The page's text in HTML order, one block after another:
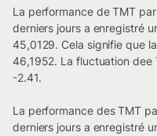
La performance de TMT
derniers jours a enregistré
45,0129. Cela signifie que
46,1952. La fluctuation
-2.41.
La performance des TMT
derniers jours a enregistré